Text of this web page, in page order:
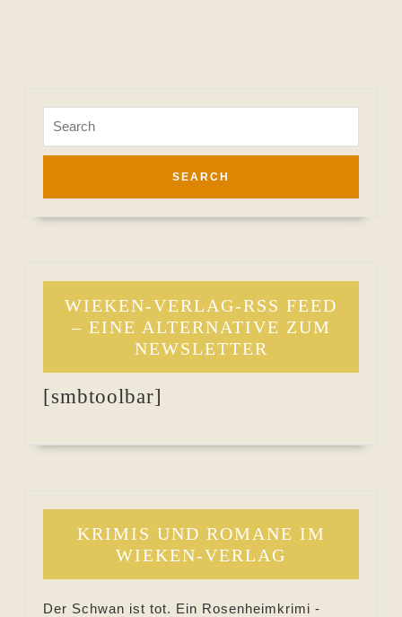
for:
WIEKEN-VERLAG-RSS FEED
– EINE ALTERNATIVE ZUM
NEWSLETTER
[smbtoolbar]
KRIMIS UND ROMANE IM
WIEKEN-VERLAG
Der Schwan ist tot. Ein Rosenheimkrimi -